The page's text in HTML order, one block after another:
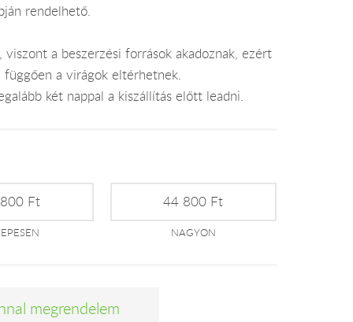
rendelhető.
a beszerzési források akadoznak, ezért
a virágok eltérhetnek.
két nappal a kiszállítás előtt leadni.
Ft 44 800 Ft
NAGYON
megrendelem